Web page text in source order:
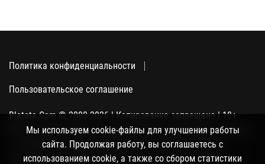
характер.
Политика конфиденциальности
Пользовательское соглашение
Blatata.Com © 2000-2026 | Копирование запрещено | 18+
Использование сайта подразумевает ваше полное согласие
с политикой конфиденциальности, пользовательским
соглашением и поддержкой куки, а также со сбором
Мы используем cookie-файлы для улучшения работы
сайта. Продолжая работу, вы соглашаетесь с
использованием cookie, а также со сбором статистики